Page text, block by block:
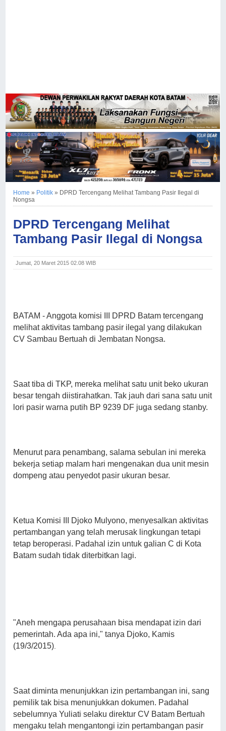
Home » Politik » DPRD Tercengang Melihat Tambang Pasir Ilegal di
Nongsa
DPRD Tercengang Melihat
Tambang Pasir Ilegal di Nongsa
Jumat, 20 Maret 2015 02.08 WIB
BATAM - Anggota komisi III DPRD Batam tercengang
melihat aktivitas tambang pasir ilegal yang dilakukan
CV Sambau Bertuah di Jembatan Nongsa.
Saat tiba di TKP, mereka melihat satu unit beko ukuran
besar tengah diistirahatkan. Tak jauh dari sana satu unit
lori pasir warna putih BP 9239 DF juga sedang stanby.
Menurut para penambang, salama sebulan ini mereka
bekerja setiap malam hari mengenakan dua unit mesin
dompeng atau penyedot pasir ukuran besar.
Ketua Komisi III Djoko Mulyono, menyesalkan aktivitas
pertambangan yang telah merusak lingkungan tetapi
tetap beroperasi. Padahal izin untuk galian C di Kota
Batam sudah tidak diterbitkan lagi.
"Aneh mengapa perusahaan bisa mendapat izin dari
pemerintah. Ada apa ini," tanya Djoko, Kamis
(19/3/2015).
Saat diminta menunjukkan izin pertambangan ini, sang
pemilik tak bisa menunjukkan dokumen. Padahal
sebelumnya Yuliati selaku direktur CV Batam Bertuah
mengaku telah mengantongi izin pertambangan pasir